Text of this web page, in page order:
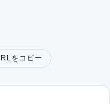
をコピー